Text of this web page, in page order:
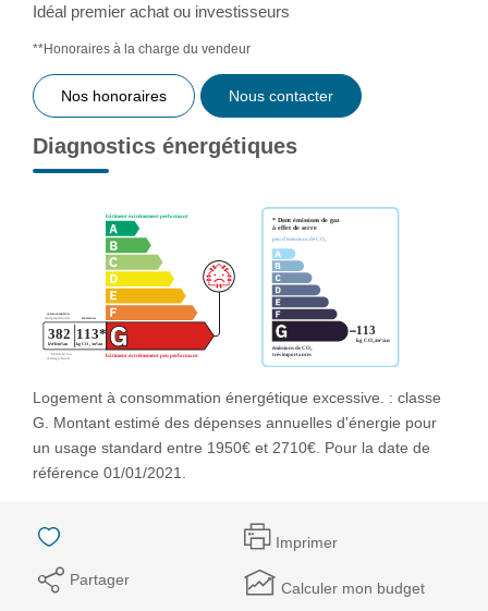
Idéal premier achat ou investisseurs
**Honoraires à la charge du vendeur
Nos honoraires Nous contacter
Diagnostics énergétiques
Logement à consommation énergétique excessive. : classe
G. Montant estimé des dépenses annuelles d'énergie pour
un usage standard entre 1950€ et 2710€. Pour la date de
référence 01/01/2021.
Imprimer
Partager Calculer mon budget